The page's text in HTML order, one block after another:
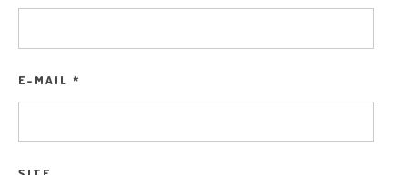
E-MAIL *